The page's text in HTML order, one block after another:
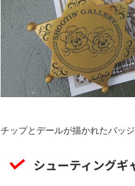
チップとデールが描かれたバッ
シューティングギ